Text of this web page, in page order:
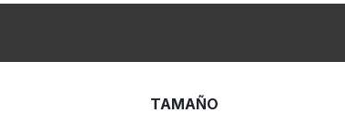
TAMAÑO